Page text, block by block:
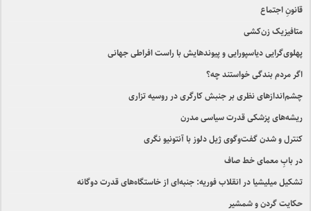
قانونِ اجتماع
متافیزیک زن‌کشی
پهلوی‌گرایی دیاسپورایی و پیوندهایش با راست افراطی جهانی
اگر مردم بندگی خواستند چه؟
چشم‌اندازهای نظری بر جنبش کارگری در روسیه تزاری
ریشه‌های پزشکی قدرت سیاسی مدرن
کنترل و شدن گفت‌وگوی ژیل دلوز با آنتونیو نگری
در بابِ معمای خط صاف
تشکیل میلیشیا در انقلاب فوریه: جنبه‌ای از خاستگاه‌های قدرت دوگانه
حکایت گردن و شمشیر